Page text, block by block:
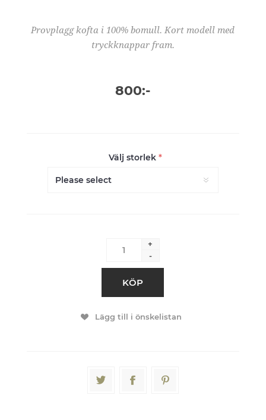
Provplagg kofta i 100% bomull. Kort modell med
tryckknappar fram.
800:-
Välj storlek *
+
-
KÖP
Lägg till i önskelistan